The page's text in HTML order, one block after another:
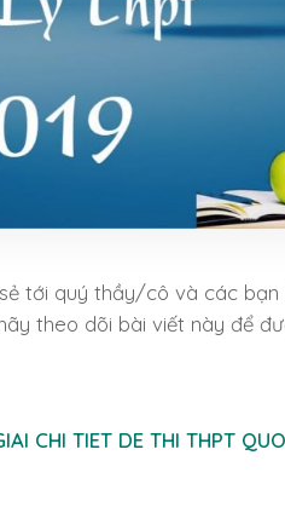
tới quý thầy/cô và các
theo dõi bài viết này để
CHI TIET DE THI THPT